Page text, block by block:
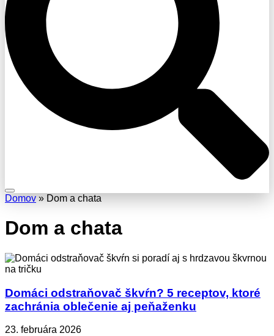
Domov » Dom a chata
Dom a chata
Domáci odstraňovač škvŕn? 5 receptov, ktoré
zachránia oblečenie aj peňaženku
23. februára 2026